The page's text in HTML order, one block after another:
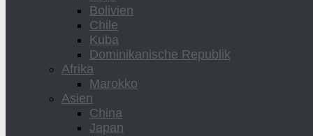
Bolivien
Chile
Kuba
Dominikanische Republik
Afrika
Marokko
Asien
China
Japan